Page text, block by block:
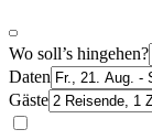
Wo soll’s hingehen?
Daten
Gäste